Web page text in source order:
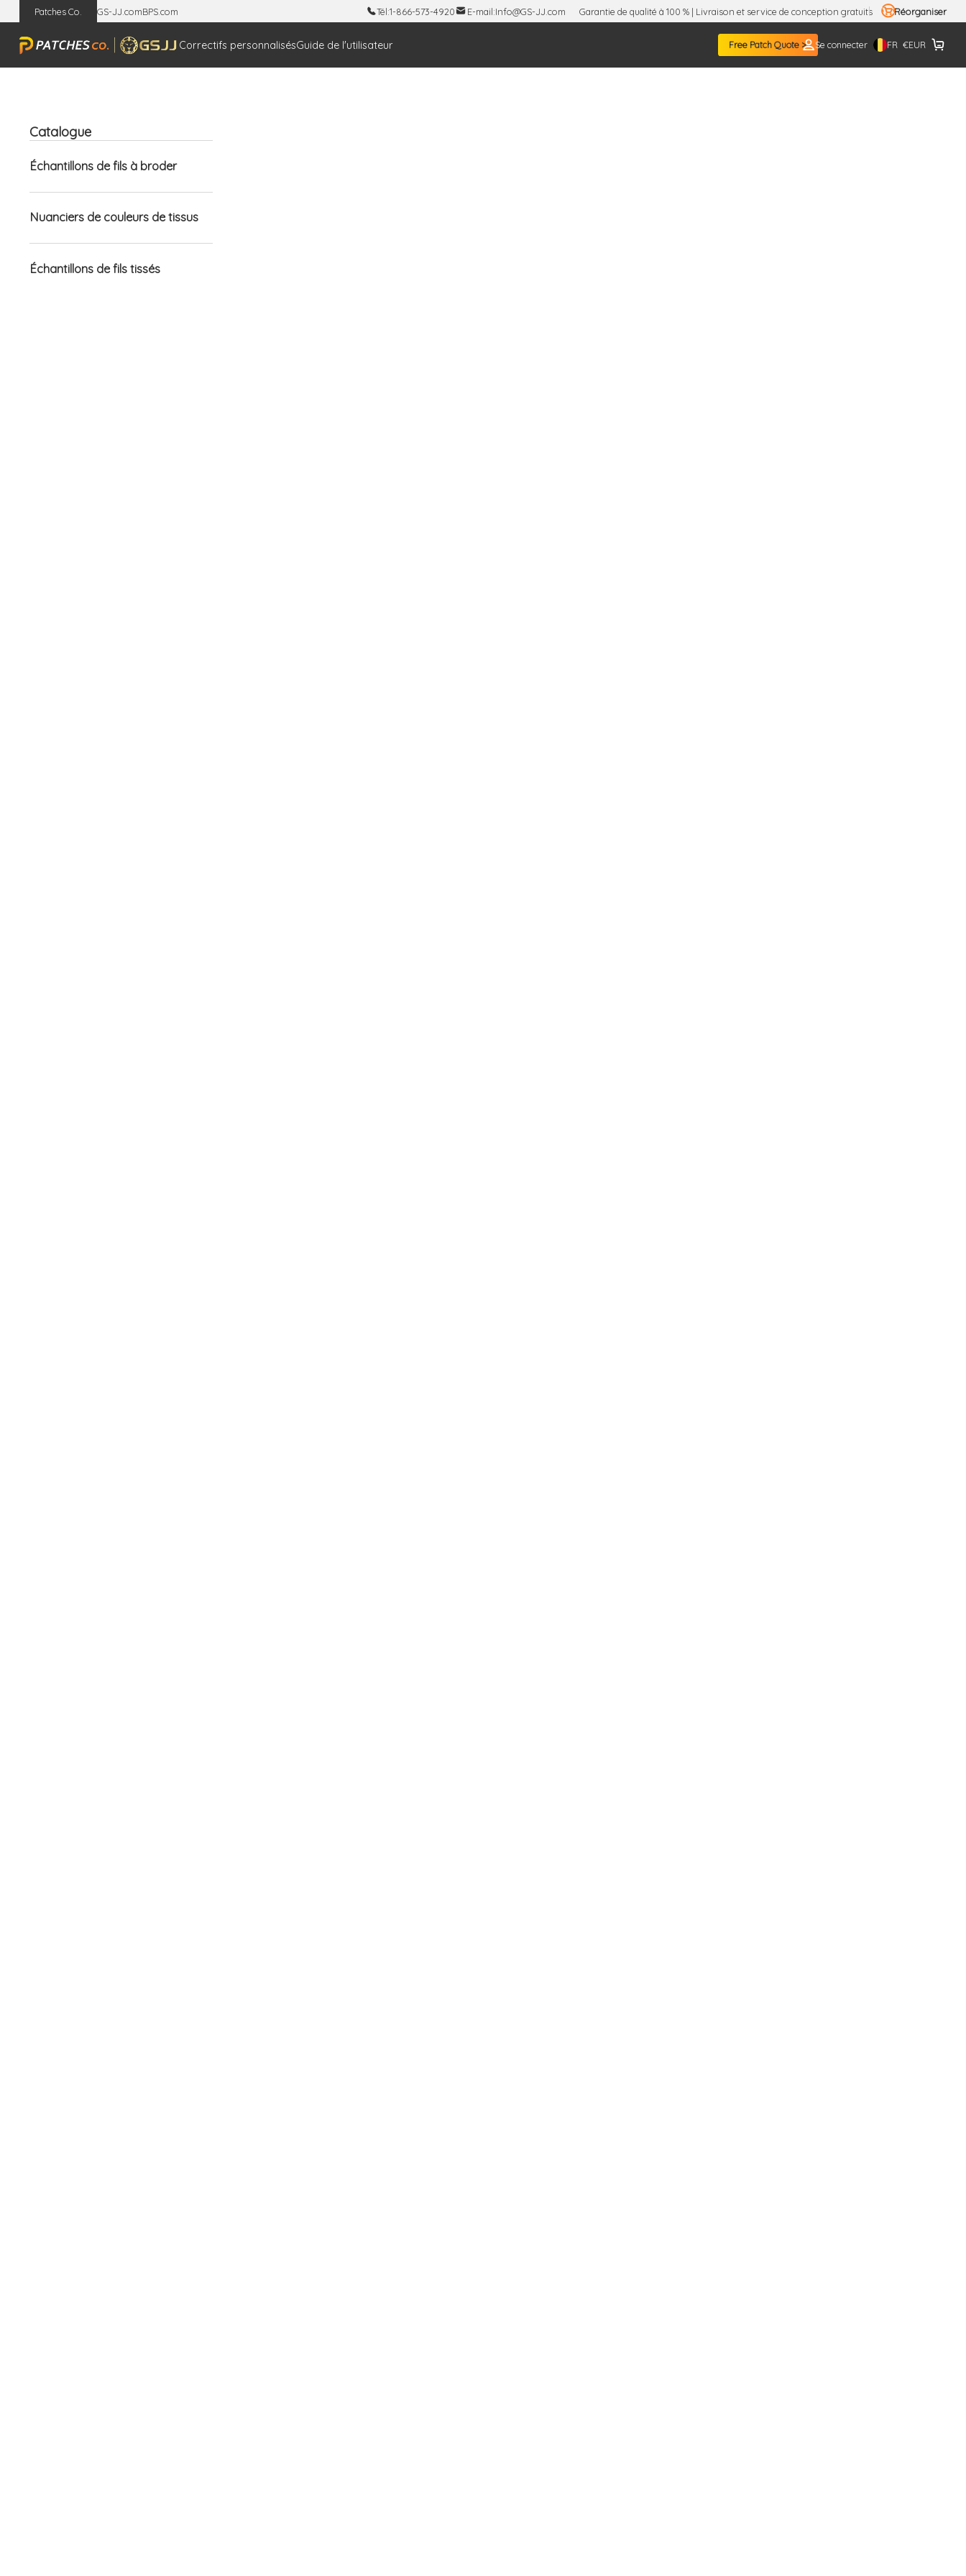
Patches Co. GS-JJ.comBPS.com Tél:1-866-573-4920 E-mail:Info@GS-JJ.com Garantie de qualité à 100 % | Livraison et service de conception gratuits Réorganiser
Correctifs personnalisésGuide de l'utilisateur Free Patch Quote > Se connecter FR €EUR
Catalogue
Échantillons de fils à broder
Nuanciers de couleurs de tissus
Échantillons de fils tissés